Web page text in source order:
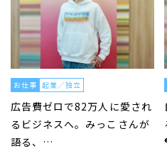
お仕事 起業／独立
広告費ゼロで82万人に愛され
るビジネスへ。みっこさんが
語る、…